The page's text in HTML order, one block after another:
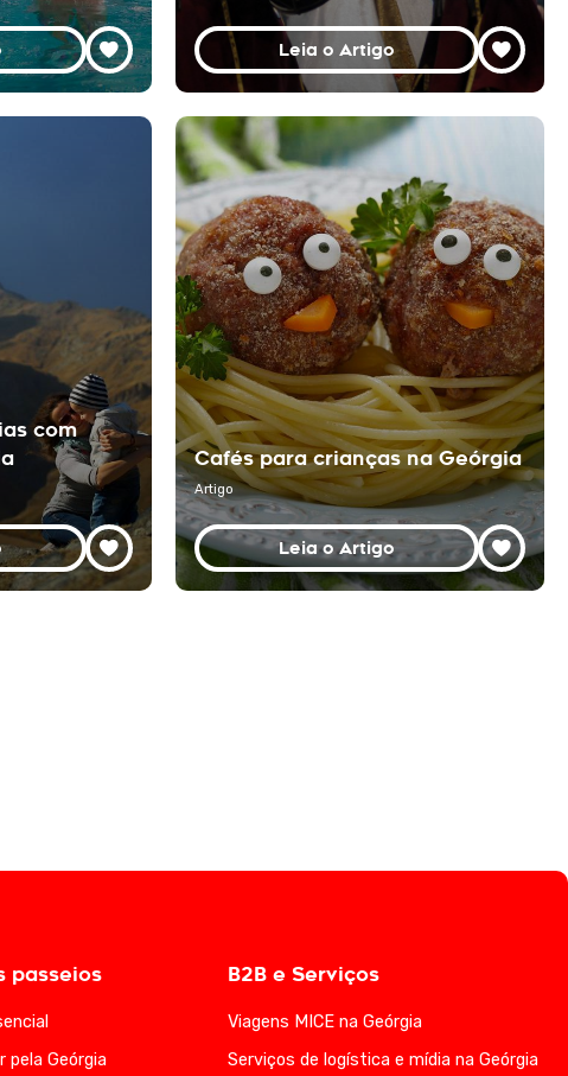
Leia o Artigo
com
Cafés para crianças na Geórgia
Artigo
Leia o Artigo
passeios
pela Geórgia
B2B e Serviços
Viagens MICE na Geórgia
Serviços de logística e mídia na Geórgia